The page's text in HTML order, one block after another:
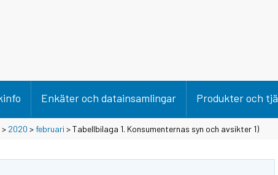
Enkäter och datainsamlingar Produkter och tjä
> 2020 >februari > Tabellbilaga 1. Konsumenternas syn och avsikter 1)